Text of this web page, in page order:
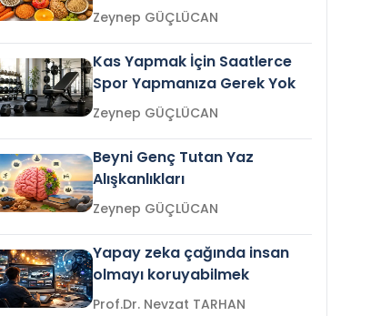
Zeynep GÜÇLÜCAN
Kas Yapmak İçin Saatlerce
Spor Yapmanıza Gerek Yok
Zeynep GÜÇLÜCAN
Beyni Genç Tutan Yaz
Alışkanlıkları
Zeynep GÜÇLÜCAN
Yapay zeka çağında insan
olmayı koruyabilmek
Prof.Dr. Nevzat TARHAN